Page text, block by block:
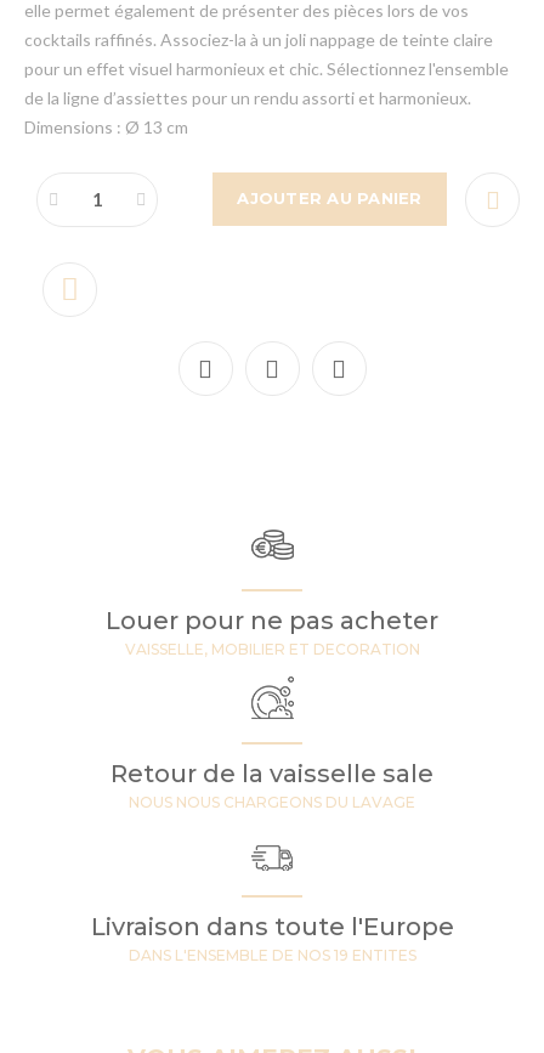
elle permet également de présenter des pièces lors de vos
cocktails raffinés. Associez-la à un joli nappage de teinte claire
pour un effet visuel harmonieux et chic. Sélectionnez l'ensemble
de la ligne d’assiettes pour un rendu assorti et harmonieux.
Dimensions : Ø 13 cm
AJOUTER AU PANIER
Louer pour ne pas acheter
VAISSELLE, MOBILIER ET DECORATION
Retour de la vaisselle sale
NOUS NOUS CHARGEONS DU LAVAGE
Livraison dans toute l'Europe
DANS L'ENSEMBLE DE NOS 19 ENTITES